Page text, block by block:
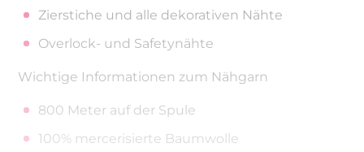
Zierstiche und alle dekorativen Nähte
Overlock- und Safetynähte
Wichtige Informationen zum Nähgarn
800 Meter auf der Spule
100% mercerisierte Baumwolle